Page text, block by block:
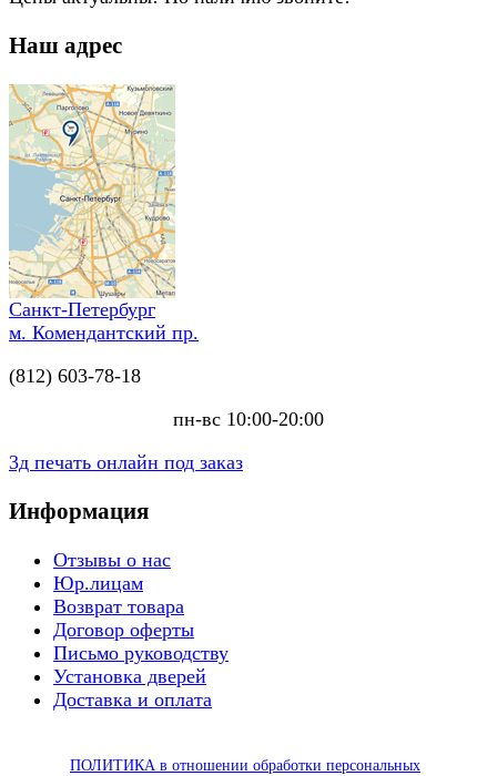
Наш адрес
Санкт-Петербург
м. Комендантский пр.
(812) 603-78-18
пн-вс 10:00-20:00
3д печать онлайн под заказ
Информация
Отзывы о нас
Юр.лицам
Возврат товара
Договор оферты
Письмо руководству
Установка дверей
Доставка и оплата
ПОЛИТИКА в отношении обработки персональных